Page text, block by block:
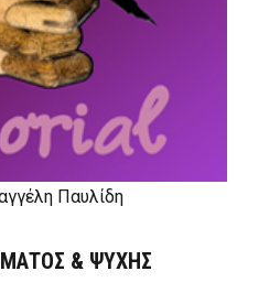
Παυλίδη
& ΨΥΧΗΣ